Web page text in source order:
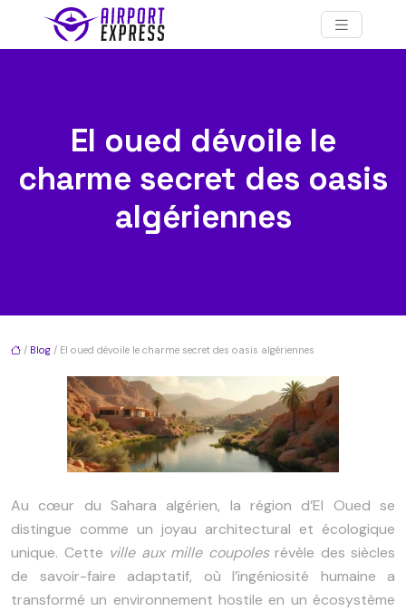
El oued dévoile le
charme secret des oasis
algériennes
/ Blog / El oued dévoile le charme secret des oasis algériennes
Au cœur du Sahara algérien, la région d’El Oued se
distingue comme un joyau architectural et écologique
unique. Cette ville aux mille coupoles révèle des siècles
de savoir-faire adaptatif, où l’ingéniosité humaine a
transformé un environnement hostile en un écosystème